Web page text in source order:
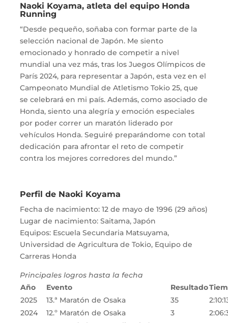
Naoki Koyama, atleta del equipo Honda
Running
“Desde pequeño, soñaba con formar parte de la
selección nacional de Japón. Me siento
emocionado y honrado de competir a nivel
mundial una vez más, tras los Juegos Olímpicos de
París 2024, para representar a Japón, esta vez en el
Campeonato Mundial de Atletismo Tokio 25, que
se celebrará en mi país. Además, como asociado de
Honda, siento una alegría y emoción especiales
por poder correr un maratón liderado por
vehículos Honda. Seguiré preparándome con total
dedicación para afrontar el reto de competir
contra los mejores corredores del mundo.”
Perfil de Naoki Koyama
Fecha de nacimiento: 12 de mayo de 1996 (29 años)
Lugar de nacimiento: Saitama, Japón
Equipos: Escuela Secundaria Matsuyama,
Universidad de Agricultura de Tokio, Equipo de
Carreras Honda
Principales logros hasta la fecha
Año
Evento Resultado
2025
13.ª Maratón de Osaka 35
2024
12.º Maratón de Osaka 3